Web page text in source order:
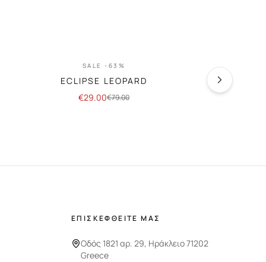
SALE -63%
ECLIPSE LEOPARD
€29.00€79.00
ΕΠΙΣΚΕΦΘΕΙΤΕ ΜΑΣ
Οδός 1821 αρ. 29, Ηράκλειο 71202
Greece